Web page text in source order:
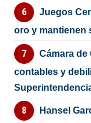
Juegos
oro y mantienen
Cámara
contables y
Hansel